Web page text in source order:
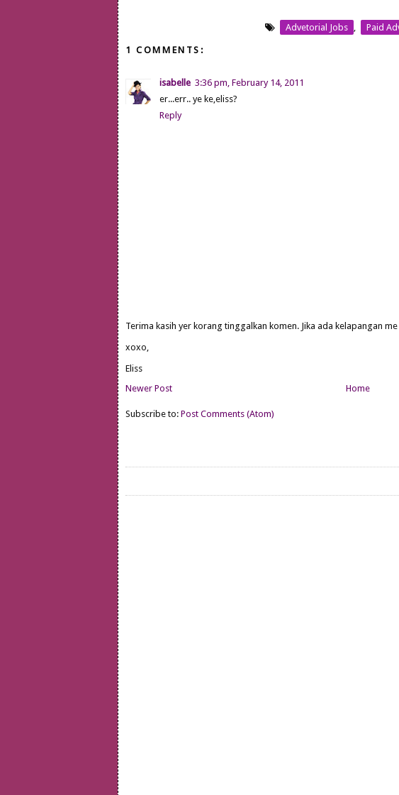
Advetorial Jobs Paid
1 COMMENTS:
isabelle 3:36 pm, February 14, 2011
er...err.. ye ke,eliss?
Reply
Terima kasih yer korang tinggalkan komen. Jika ada kelapangan
xoxo,
Eliss
Newer Post
Home
Subscribe to: Post Comments (Atom)